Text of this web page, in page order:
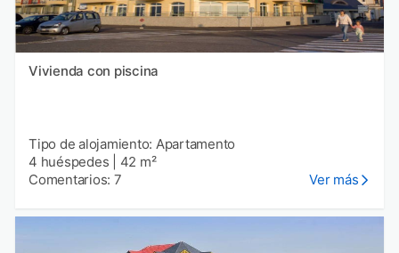
Vivienda con piscina
Tipo de alojamiento: Apartamento
4 huéspedes
42 m²
Comentarios: 7
Ver más